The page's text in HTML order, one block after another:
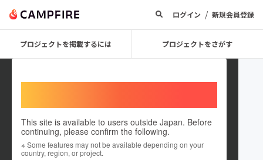
ログイン / 新規会員登録
プロジェクトを掲載するには プロジェクトをさがす
This site is available to users outside Japan. Before
continuing, please confirm the following.
※ Some features may not be available depending on your
country, region, or project.
Bring me Shonan